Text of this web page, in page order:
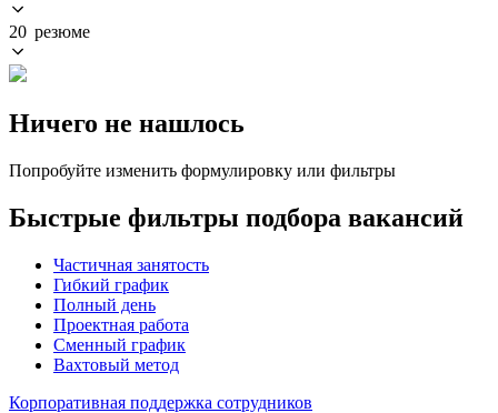
20 резюме
Ничего не нашлось
Попробуйте изменить формулировку или фильтры
Быстрые фильтры подбора вакансий
Частичная занятость
Гибкий график
Полный день
Проектная работа
Сменный график
Вахтовый метод
Корпоративная поддержка сотрудников